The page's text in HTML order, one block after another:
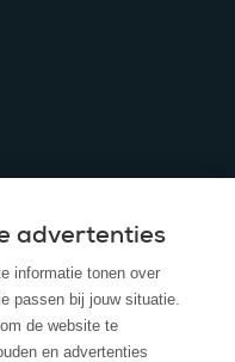
advertenties
informatie tonen over
passen bij jouw situatie.
de website te
en advertenties